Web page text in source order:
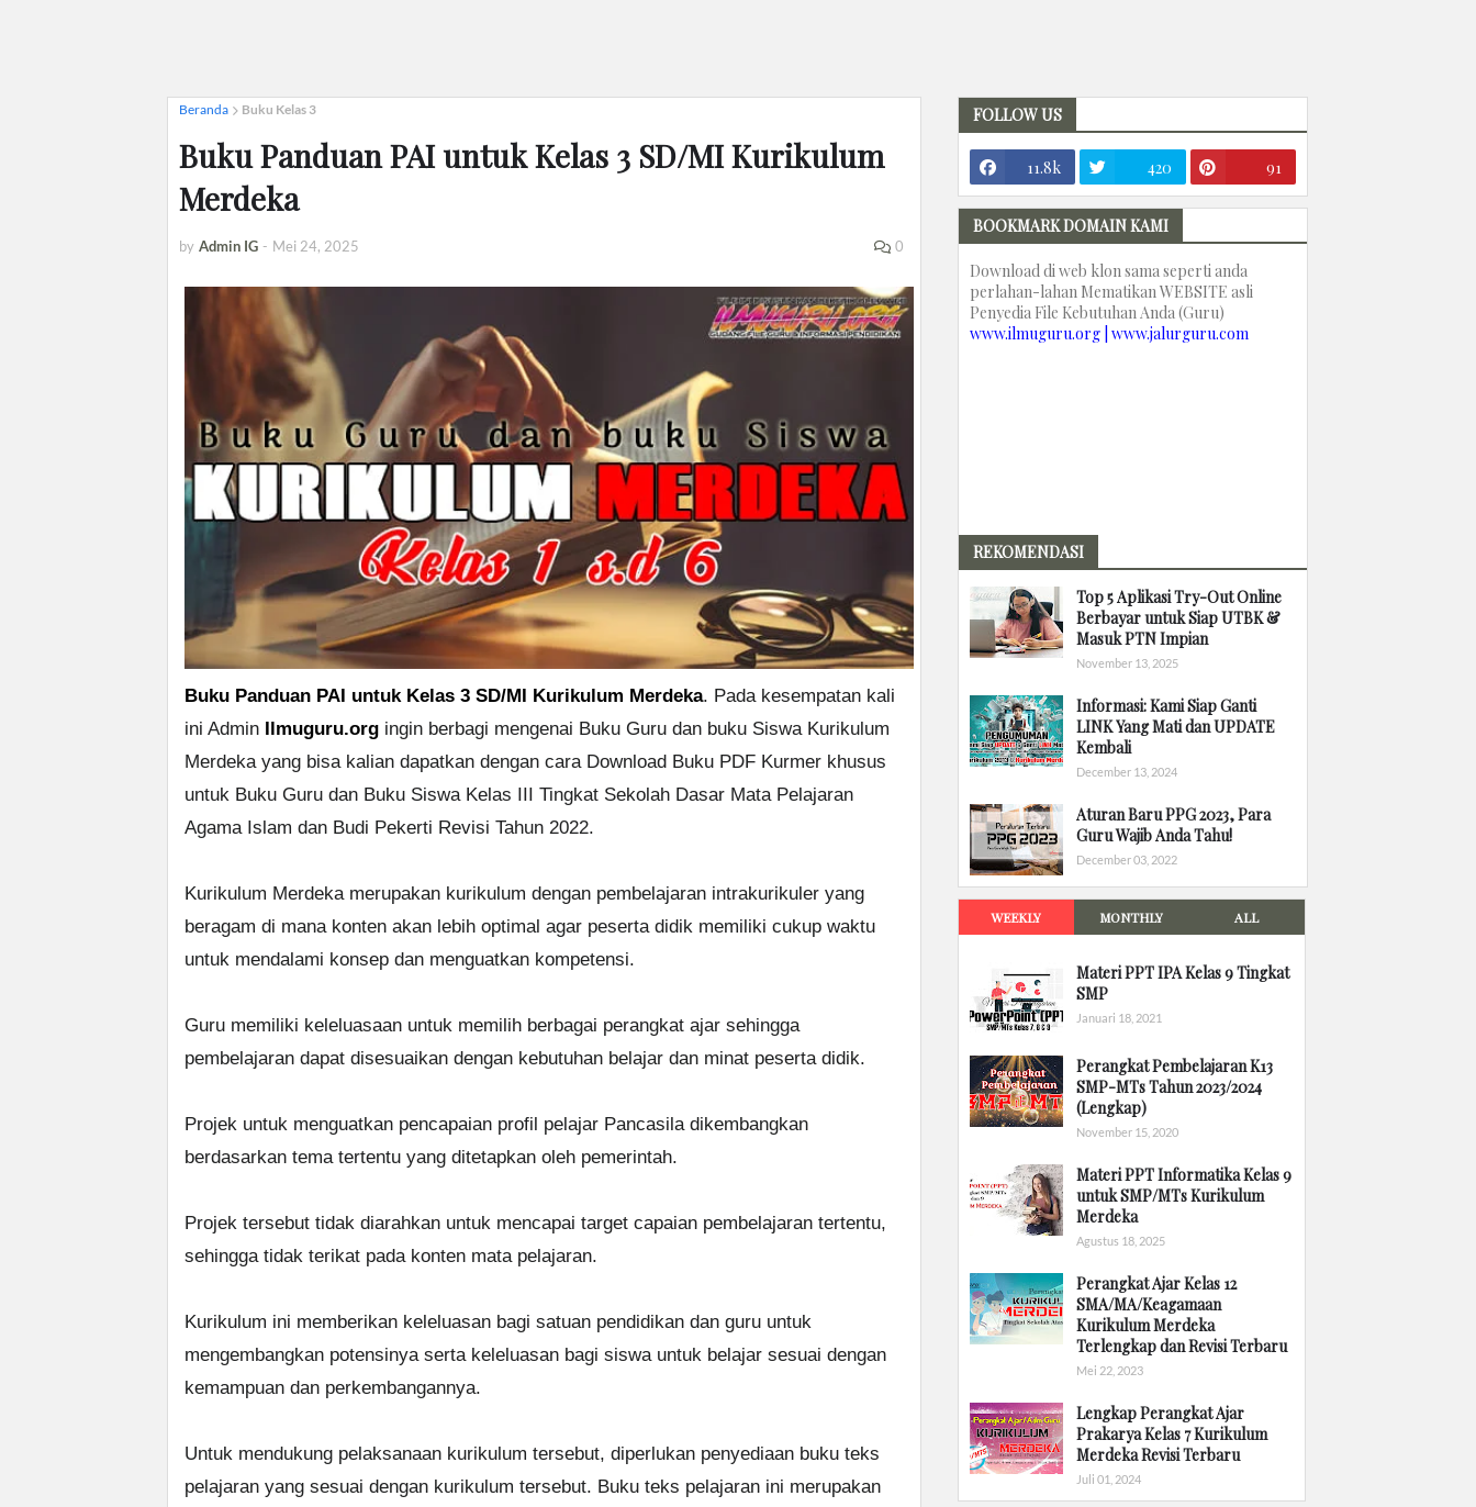
Beranda Buku Kelas 3
Buku Panduan PAI untuk Kelas 3 SD/MI Kurikulum
Merdeka
by Admin IG - Mei 24, 2025 0
Buku Panduan PAI untuk Kelas 3 SD/MI Kurikulum Merdeka. Pada kesempatan kali
ini Admin Ilmuguru.org ingin berbagi mengenai Buku Guru dan buku Siswa Kurikulum
Merdeka yang bisa kalian dapatkan dengan cara Download Buku PDF Kurmer khusus
untuk Buku Guru dan Buku Siswa Kelas III Tingkat Sekolah Dasar Mata Pelajaran
Agama Islam dan Budi Pekerti Revisi Tahun 2022.
Kurikulum Merdeka merupakan kurikulum dengan pembelajaran intrakurikuler yang
beragam di mana konten akan lebih optimal agar peserta didik memiliki cukup waktu
untuk mendalami konsep dan menguatkan kompetensi.
Guru memiliki keleluasaan untuk memilih berbagai perangkat ajar sehingga
pembelajaran dapat disesuaikan dengan kebutuhan belajar dan minat peserta didik.
Projek untuk menguatkan pencapaian profil pelajar Pancasila dikembangkan
berdasarkan tema tertentu yang ditetapkan oleh pemerintah.
Projek tersebut tidak diarahkan untuk mencapai target capaian pembelajaran tertentu,
sehingga tidak terikat pada konten mata pelajaran.
Kurikulum ini memberikan keleluasan bagi satuan pendidikan dan guru untuk
mengembangkan potensinya serta keleluasan bagi siswa untuk belajar sesuai dengan
kemampuan dan perkembangannya.
Untuk mendukung pelaksanaan kurikulum tersebut, diperlukan penyediaan buku teks
pelajaran yang sesuai dengan kurikulum tersebut. Buku teks pelajaran ini merupakan
FOLLOW US
11.8k 420 91
BOOKMARK DOMAIN KAMI
Download di web klon sama seperti anda
perlahan-lahan Mematikan WEBSITE asli
Penyedia File Kebutuhan Anda (Guru)
www.ilmuguru.org | www.jalurguru.com
REKOMENDASI
Top 5 Aplikasi Try-Out Online
Berbayar untuk Siap UTBK &
Masuk PTN Impian
November 13, 2025
Informasi: Kami Siap Ganti
LINK Yang Mati dan UPDATE
Kembali
December 13, 2024
Aturan Baru PPG 2023, Para
Guru Wajib Anda Tahu!
December 03, 2022
WEEKLY MONTHLY ALL
Materi PPT IPA Kelas 9 Tingkat
SMP
Januari 18, 2021
Perangkat Pembelajaran K13
SMP-MTs Tahun 2023/2024
(Lengkap)
November 15, 2020
Materi PPT Informatika Kelas 9
untuk SMP/MTs Kurikulum
Merdeka
Agustus 18, 2025
Perangkat Ajar Kelas 12
SMA/MA/Keagamaan
Kurikulum Merdeka
Terlengkap dan Revisi Terbaru
Mei 22, 2023
Lengkap Perangkat Ajar
Prakarya Kelas 7 Kurikulum
Merdeka Revisi Terbaru
Juli 01, 2024